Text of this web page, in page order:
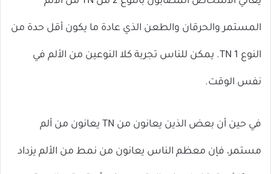
المستمر والحرقان والطعن الذي عادة ما يكون أقل حدة من
النوع 1 TN. يمكن للناس تجربة كلا النوعين من الألم في
نفس الوقت.
في حين أن بعض الذين يعانون من TN يعانون من ألم
مستمر، فإن معظم الناس يعانون من نمط من الألم يزداد